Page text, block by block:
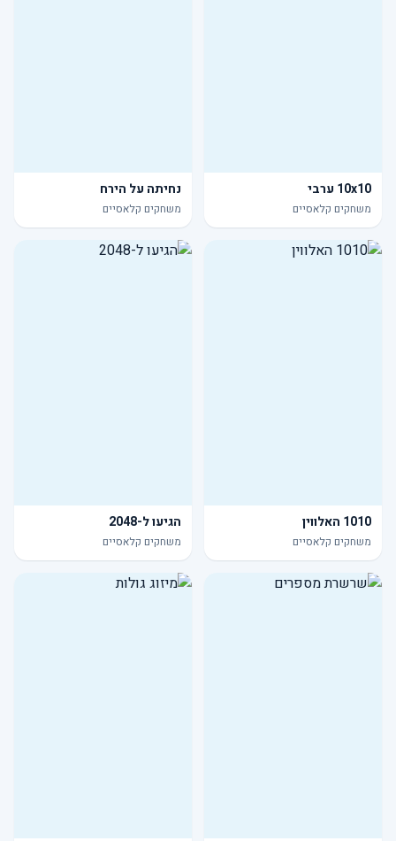
10x10 ערבי
משחקים קלאסיים
נחיתה על הירח
משחקים קלאסיים
1010 האלווין
משחקים קלאסיים
הגיעו ל-2048
משחקים קלאסיים